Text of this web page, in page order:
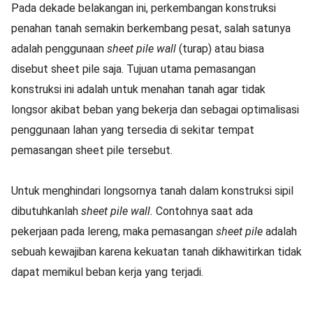
Pada dekade belakangan ini, perkembangan konstruksi
penahan tanah semakin berkembang pesat, salah satunya
adalah penggunaan sheet pile wall (turap) atau biasa
disebut sheet pile saja. Tujuan utama pemasangan
konstruksi ini adalah untuk menahan tanah agar tidak
longsor akibat beban yang bekerja dan sebagai optimalisasi
penggunaan lahan yang tersedia di sekitar tempat
pemasangan sheet pile tersebut.
Untuk menghindari longsornya tanah dalam konstruksi sipil
dibutuhkanlah sheet pile wall. Contohnya saat ada
pekerjaan pada lereng, maka pemasangan sheet pile adalah
sebuah kewajiban karena kekuatan tanah dikhawitirkan tidak
dapat memikul beban kerja yang terjadi.